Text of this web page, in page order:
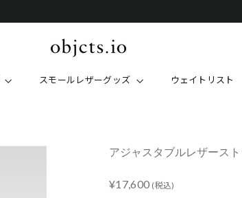
スモールレザーグッズ ウェイトリスト
アジャスタブルレザース
Regular
¥17,600 (税込)